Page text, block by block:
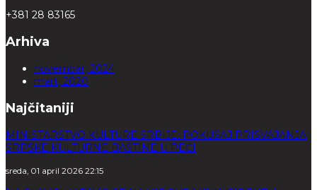
+381 28 83165
Arhiva
novembar, 2024
mart, 2020
Najčitaniji
MINISTARSTVO KULTURE SRBIJE: POKUŠAJ PRISVAJANJA
SRPSKE KULTURNE BAŠTINE U PEĆI
sreda, 01 april 2026 22:15